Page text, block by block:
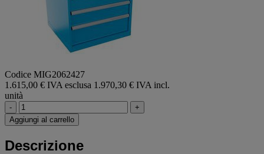
Codice MIG2062427
1.615,00 € IVA esclusa 1.970,30 € IVA incl.
unità
-
+
Aggiungi al carrello
Descrizione